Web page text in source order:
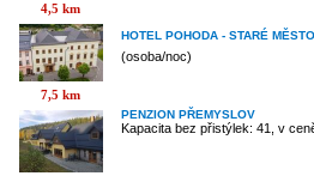
4,5 km
7,5 km
HOTEL POHODA - STARÉ
(osoba/noc)
PENZION PŘEMYSLOV
Kapacita bez přistýlek: 41, v